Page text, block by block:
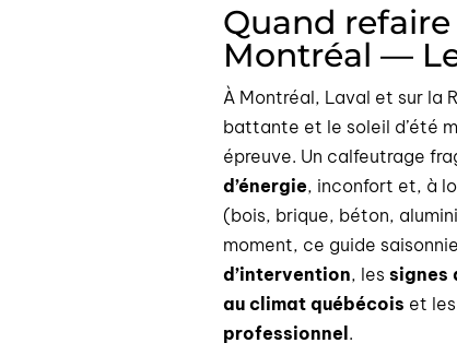
Quand
Montréal —
À Montréal, Laval et sur la
battante et le soleil d’été
épreuve. Un calfeutrage
d’énergie, inconfort et, à
(bois, brique, béton,
moment, ce guide
d’intervention, lessignes
au climat québécois et
professionnel.